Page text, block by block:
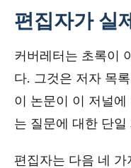
편집자가 실
커버레터는 초록이
다. 그것은 저자 목
이 논문이 이 저널
는 질문에 대한 단
편집자는 다음 네